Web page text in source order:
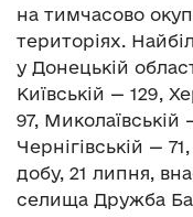
на тимчасово
територіях.
у Донецькій
Київській — 129,
97,
Чернігівській —
добу, 21 липня,
селища Дружба